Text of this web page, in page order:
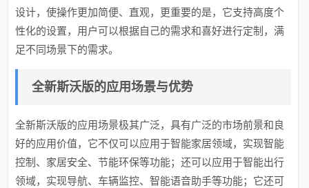
设计，使操作更加简便、直观，更重要的是，它支持高度个
性化的设置，用户可以根据自己的需求和喜好进行定制，满
足不同场景下的需求。
全新斯沃版的应用场景与优势
全新斯沃版的应用场景极其广泛，具有广泛的市场前景和良
好的应用价值，它不仅可以应用于智能家居领域，实现智能
控制、家居安全、节能环保等功能；还可以应用于智能出行
领域，实现导航、车辆监控、智能语音助手等功能；它还可